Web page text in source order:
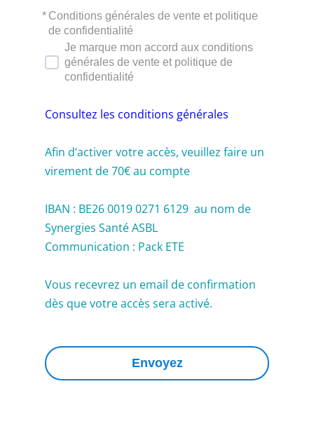
* Conditions générales de vente et politique
de confidentialité
Je marque mon accord aux conditions
générales de vente et politique de
confidentialité
Consultez les conditions générales
Afin d’activer votre accès, veuillez faire un
virement de 70€ au compte
IBAN : BE26 0019 0271 6129 au nom de
Synergies Santé ASBL
Communication : Pack ETE
Vous recevrez un email de confirmation
dès que votre accès sera activé.
Envoyez